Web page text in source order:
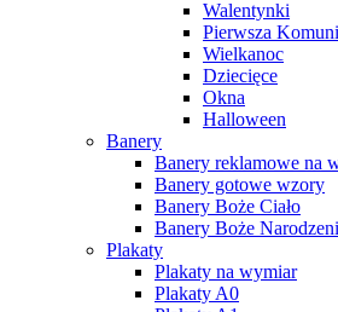
Walentynki
Pierwsza
Wielkanoc
Dziecięce
Okna
Halloween
Banery
Banery reklamowe na
Banery gotowe wzory
Banery Boże Ciało
Banery Boże
Plakaty
Plakaty na wymiar
Plakaty A0